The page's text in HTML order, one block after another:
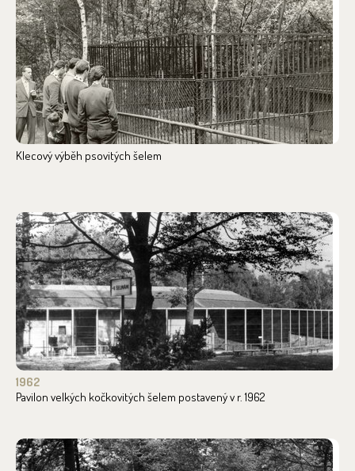
Klecový výběh psovitých šelem
1962
Pavilon velkých kočkovitých šelem postavený v r. 1962